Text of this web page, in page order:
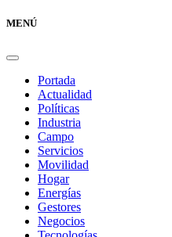
MENÚ
Portada
Actualidad
Políticas
Industria
Campo
Servicios
Movilidad
Hogar
Energías
Gestores
Negocios